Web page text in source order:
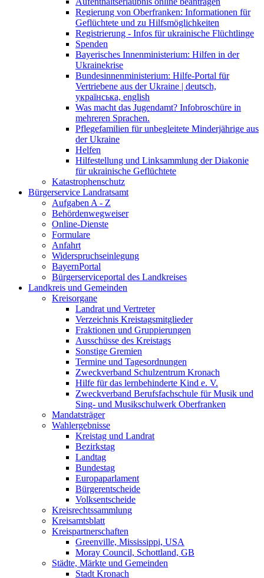
Regierung von Oberfranken: Informationen für
Geflüchtete und zu Hilfsmöglichkeiten
Registrierung - Infos für ukrainische Flüchtlinge
Spenden
Bayerisches Innenministerium: Hilfen in der
Ukrainekrise
Bundesinnenministerium: Hilfe-Portal für
Vertriebene aus der Ukraine | deutsch,
українська, english
Was macht das Jugendamt? Infobroschüre in
mehreren Sprachen.
Pflegefamilien für unbegleitete Minderjährige aus
der Ukraine
Helfen
Hilfestellung und Linksammlung der Diakonie
für ukrainische Geflüchtete
Katastrophenschutz
Bürgerservice Landratsamt
Aufgaben A - Z
Behördenwegweiser
Online-Dienste
Formulare
Anfahrt
Widerspruchseinlegung
BayernPortal
Bürgerserviceportal des Landkreises
Landkreis und Gemeinden
Kreisorgane
Landrat und Vertreter
Verzeichnis Kreistagsmitglieder
Fraktionen und Gruppierungen
Ausschüsse des Kreistags
Sonstige Gremien
Termine und Tagesordnungen
Zweckverband Schulzentrum Kronach
Hilfe für das lernbehinderte Kind e. V.
Zweckverband Berufsfachschule für Musik und
Sing- und Musikschulwerk Oberfranken
Mandatsträger
Wahlergebnisse
Kreistag und Landrat
Bezirkstag
Landtag
Bundestag
Europaparlament
Bürgerentscheide
Volksentscheide
Kreisrechtssammlung
Kreisamtsblatt
Kreispartnerschaften
Greenville, Mississippi, USA
Moray Council, Schottland, GB
Städte, Märkte und Gemeinden
Stadt Kronach